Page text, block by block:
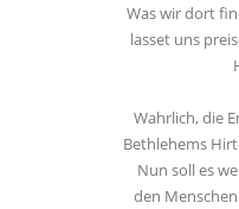
Was wir dort
lasset uns
Wahrlich, die
Bethlehems
Nun soll es
den